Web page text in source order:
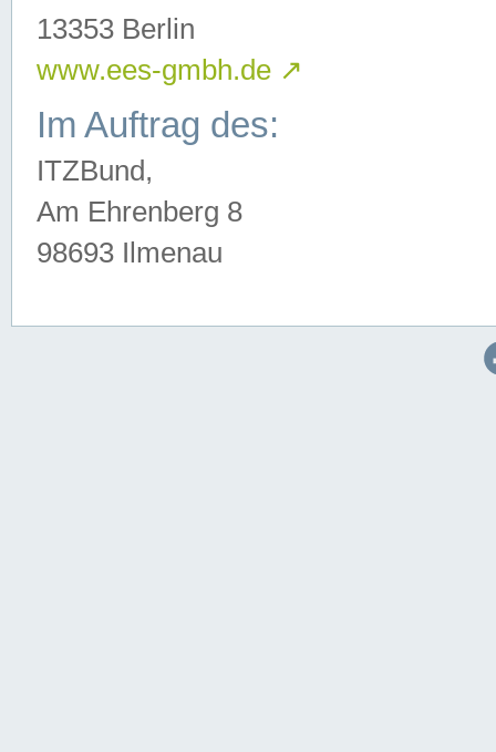
13353 Berlin
www.ees-gmbh.de ↗
Im Auftrag des:
ITZBund,
Am Ehrenberg 8
98693 Ilmenau